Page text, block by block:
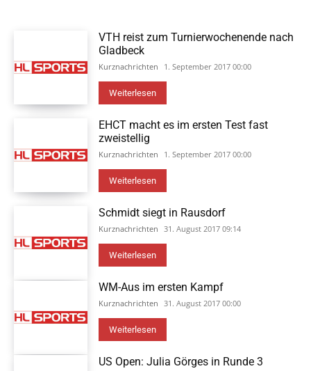
VTH reist zum Turnierwochenende nach
Gladbeck
Kurznachrichten 1. September 2017 00:00
Weiterlesen
EHCT macht es im ersten Test fast
zweistellig
Kurznachrichten 1. September 2017 00:00
Weiterlesen
Schmidt siegt in Rausdorf
Kurznachrichten 31. August 2017 09:14
Weiterlesen
WM-Aus im ersten Kampf
Kurznachrichten 31. August 2017 00:00
Weiterlesen
US Open: Julia Görges in Runde 3